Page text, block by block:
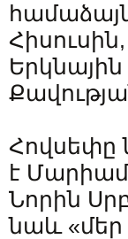
Հովսեփը
է
Նորին
նաև «մեր